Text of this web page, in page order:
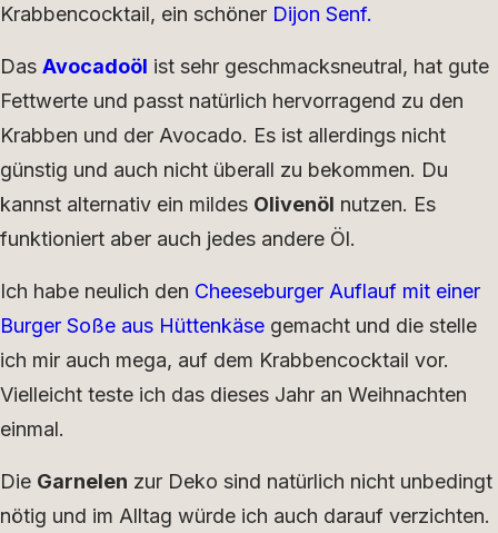
Krabbencocktail, ein schöner Dijon Senf.
Das Avocadoöl ist sehr geschmacksneutral, hat gute
Fettwerte und passt natürlich hervorragend zu den
Krabben und der Avocado. Es ist allerdings nicht
günstig und auch nicht überall zu bekommen. Du
kannst alternativ ein mildes Olivenöl nutzen. Es
funktioniert aber auch jedes andere Öl.
Ich habe neulich den Cheeseburger Auflauf mit einer
Burger Soße aus Hüttenkäse gemacht und die stelle
ich mir auch mega, auf dem Krabbencocktail vor.
Vielleicht teste ich das dieses Jahr an Weihnachten
einmal.
Die Garnelen zur Deko sind natürlich nicht unbedingt
nötig und im Alltag würde ich auch darauf verzichten.